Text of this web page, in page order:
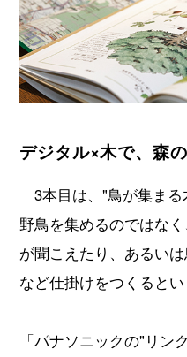
デジタル×木で、森の
3本目は、"鳥が集まる
野鳥を集めるのではな
が聞こえたり、あるい
など仕掛けをつくるとい
「パナソニックの"リン